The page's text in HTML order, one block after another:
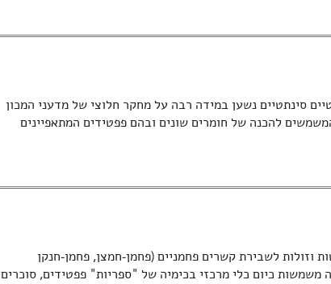
סינתטיים נשען במידה רבה על מחקר חלוצי של מדעני המכון
להכנה של חומרים שונים ובהם פפטידים המתאפיינים
וזולות לשבירת קשרים פחמניים (פחמן-חמצן, פחמן-חנקן
משמשות כיום כלי מרכזי בכימיה של "ספריות" פפטידים, סוכרים